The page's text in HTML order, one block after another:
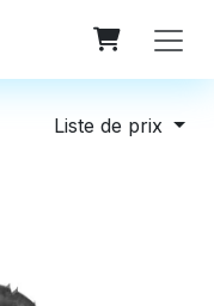
Liste de prix